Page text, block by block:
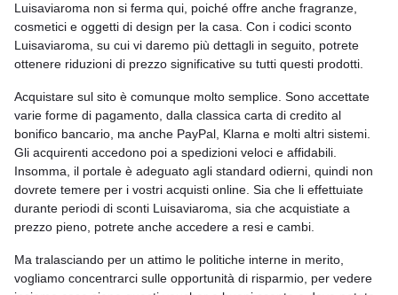
Luisaviaroma non si ferma qui, poiché offre anche fragranze,
cosmetici e oggetti di design per la casa. Con i codici sconto
Luisaviaroma, su cui vi daremo più dettagli in seguito, potrete
ottenere riduzioni di prezzo significative su tutti questi prodotti.
Acquistare sul sito è comunque molto semplice. Sono accettate
varie forme di pagamento, dalla classica carta di credito al
bonifico bancario, ma anche PayPal, Klarna e molti altri sistemi.
Gli acquirenti accedono poi a spedizioni veloci e affidabili.
Insomma, il portale è adeguato agli standard odierni, quindi non
dovrete temere per i vostri acquisti online. Sia che li effettuiate
durante periodi di sconti Luisaviaroma, sia che acquistiate a
prezzo pieno, potrete anche accedere a resi e cambi.
Ma tralasciando per un attimo le politiche interne in merito,
vogliamo concentrarci sulle opportunità di risparmio, per vedere